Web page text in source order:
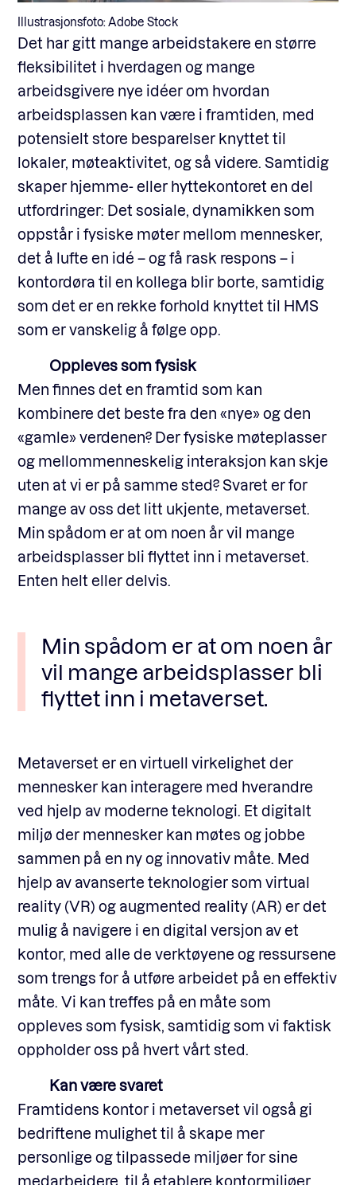
Illustrasjonsfoto: Adobe Stock
Det har gitt mange arbeidstakere en større
fleksibilitet i hverdagen og mange
arbeidsgivere nye idéer om hvordan
arbeidsplassen kan være i framtiden, med
potensielt store besparelser knyttet til
lokaler, møteaktivitet, og så videre. Samtidig
skaper hjemme- eller hyttekontoret en del
utfordringer: Det sosiale, dynamikken som
oppstår i fysiske møter mellom mennesker,
det å lufte en idé – og få rask respons – i
kontordøra til en kollega blir borte, samtidig
som det er en rekke forhold knyttet til HMS
som er vanskelig å følge opp.
Oppleves som fysisk
Men finnes det en framtid som kan
kombinere det beste fra den «nye» og den
«gamle» verdenen? Der fysiske møteplasser
og mellommenneskelig interaksjon kan skje
uten at vi er på samme sted? Svaret er for
mange av oss det litt ukjente, metaverset.
Min spådom er at om noen år vil mange
arbeidsplasser bli flyttet inn i metaverset.
Enten helt eller delvis.
Min spådom er at om noen år
vil mange arbeidsplasser bli
flyttet inn i metaverset.
Metaverset er en virtuell virkelighet der
mennesker kan interagere med hverandre
ved hjelp av moderne teknologi. Et digitalt
miljø der mennesker kan møtes og jobbe
sammen på en ny og innovativ måte. Med
hjelp av avanserte teknologier som virtual
reality (VR) og augmented reality (AR) er det
mulig å navigere i en digital versjon av et
kontor, med alle de verktøyene og ressursene
som trengs for å utføre arbeidet på en effektiv
måte. Vi kan treffes på en måte som
oppleves som fysisk, samtidig som vi faktisk
oppholder oss på hvert vårt sted.
Kan være svaret
Framtidens kontor i metaverset vil også gi
bedriftene mulighet til å skape mer
personlige og tilpassede miljøer for sine
medarbeidere, til å etablere kontormiljøer